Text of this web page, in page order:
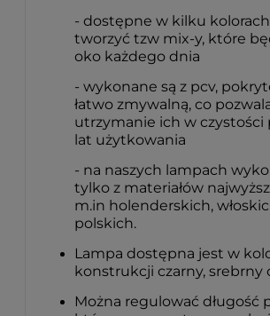
- dostępne w kilku
tworzyć tzw mix-y, które
oko każdego dnia
- wykonane są z pcv,
łatwo zmywalną, co
utrzymanie ich w czystości
lat użytkowania
- na naszych lampach
tylko z materiałów
m.in holenderskich,
polskich.
Lampa dostępna jest w
konstrukcji czarny, srebrny
Można regulować długość